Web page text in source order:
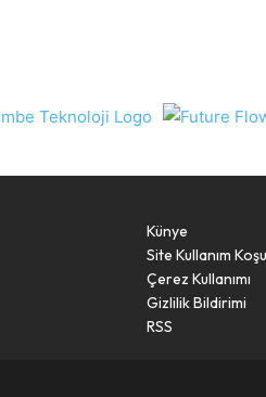
Künye
Site Kullanım
Çerez Kullanımı
Gizlilik Bildirimi
RSS